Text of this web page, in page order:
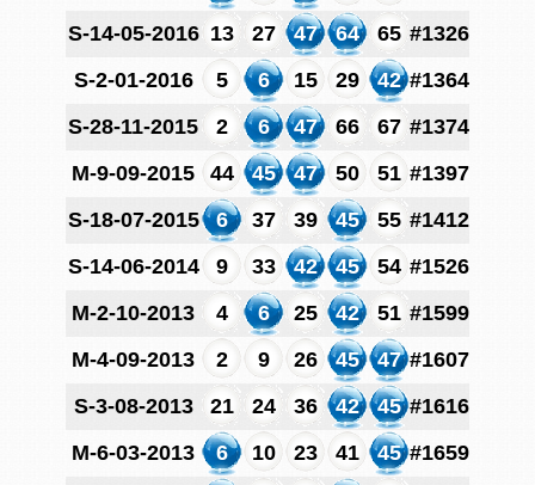
S-14-05-2016 13 27 47 64 65 #1326
S-2-01-2016
5 6 15 29 42 #1364
S-28-11-2015
2 6 47 66 67 #1374
M-9-09-2015
44 45 47 50 51 #1397
S-18-07-2015
6 37 39 45 55 #1412
S-14-06-2014
9 33 42 45 54 #1526
M-2-10-2013
4 6 25 42 51 #1599
M-4-09-2013
2 9 26 45 47 #1607
S-3-08-2013
21 24 36 42 45 #1616
M-6-03-2013
6 10 23 41 45 #1659